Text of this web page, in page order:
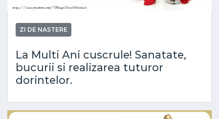
ZI DE NASTERE
La Multi Ani cuscrule! Sanatate,
bucurii si realizarea tuturor
dorintelor.